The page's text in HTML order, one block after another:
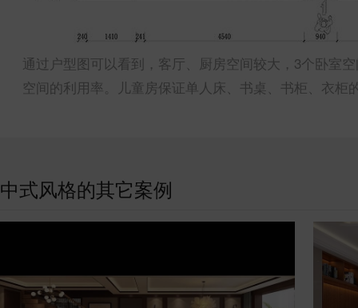
通过户型图可以看到，客厅、厨房空间较大，3个卧室
空间的利用率。儿童房保证单人床、书桌、书柜、衣柜
中式风格的其它案例